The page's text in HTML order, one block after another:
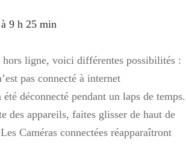
9 h 25 min
hors ligne, voici différentes possibilités :
pas connecté à internet
déconnecté pendant un laps de temps.
des appareils, faites glisser de haut de
Caméras connectées réapparaîtront